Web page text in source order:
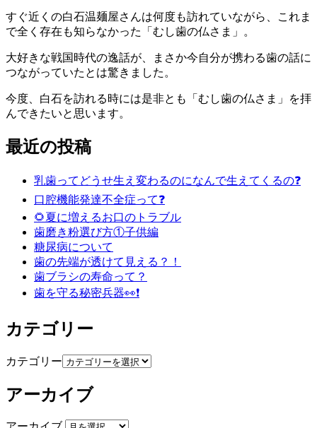
すぐ近くの白石温麺屋さんは何度も訪れていながら、これま
で全く存在も知らなかった「むし歯の仏さま」。
大好きな戦国時代の逸話が、まさか今自分が携わる歯の話に
つながっていたとは驚きました。
今度、白石を訪れる時には是非とも「むし歯の仏さま」を拝
んできたいと思います。
最近の投稿
乳歯ってどうせ生え変わるのになんで生えてくるの❓
口腔機能発達不全症って❓
🌻夏に増えるお口のトラブル
歯磨き粉選び方①子供編
糖尿病について
歯の先端が透けて見える？！
歯ブラシの寿命って？
歯を守る秘密兵器👀❗️
カテゴリー
カテゴリー
アーカイブ